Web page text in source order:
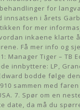
for
innsatsen i årets
for mer
inkaene klarte
Få mer info og
Manager Tiger – TB
innbyttere: LP,
bodde følge
sammen med
7. Spør om en
date, da må du